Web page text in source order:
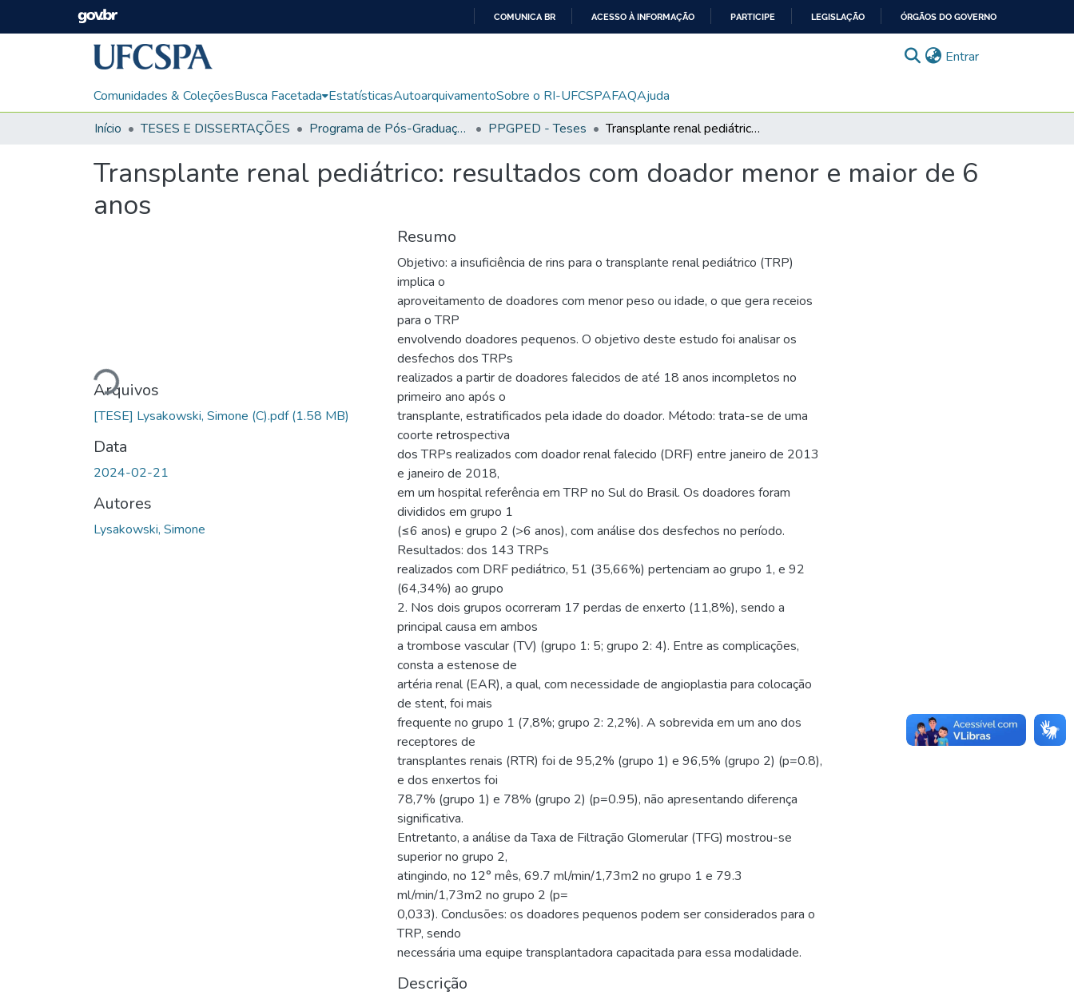
CONTEÚDO
COMUNICA BR ACESSO À INFORMAÇÃO PARTICIPE LEGISLAÇÃO ÓRGÃOS DO GOVERNO
Entrar(current)
Comunidades & ColeçõesBusca Facetada EstatísticasAutoarquivamentoSobre o RI-UFCSPAFAQAjuda
Início
TESES E DISSERTAÇÕES Programa de Pós-Graduação em Pediatria: Atenção à Saúde da Criança e ao Adolescente PPGPED - Teses Transplante renal pediátrico: resultados com doador menor e maior de 6 anos
Transplante renal pediátrico: resultados com doador menor e maior de 6
anos
Carregando...
Arquivos
[TESE] Lysakowski, Simone (C).pdf(1.58 MB)
Data
2024-02-21
Autores
Lysakowski, Simone
Resumo
Objetivo: a insuficiência de rins para o transplante renal pediátrico (TRP)
implica o
aproveitamento de doadores com menor peso ou idade, o que gera receios
para o TRP
envolvendo doadores pequenos. O objetivo deste estudo foi analisar os
desfechos dos TRPs
realizados a partir de doadores falecidos de até 18 anos incompletos no
primeiro ano após o
transplante, estratificados pela idade do doador. Método: trata-se de uma
coorte retrospectiva
dos TRPs realizados com doador renal falecido (DRF) entre janeiro de 2013
e janeiro de 2018,
em um hospital referência em TRP no Sul do Brasil. Os doadores foram
divididos em grupo 1
(≤6 anos) e grupo 2 (>6 anos), com análise dos desfechos no período.
Resultados: dos 143 TRPs
realizados com DRF pediátrico, 51 (35,66%) pertenciam ao grupo 1, e 92
(64,34%) ao grupo
2. Nos dois grupos ocorreram 17 perdas de enxerto (11,8%), sendo a
principal causa em ambos
a trombose vascular (TV) (grupo 1: 5; grupo 2: 4). Entre as complicações,
consta a estenose de
artéria renal (EAR), a qual, com necessidade de angioplastia para colocação
de stent, foi mais
frequente no grupo 1 (7,8%; grupo 2: 2,2%). A sobrevida em um ano dos
receptores de
transplantes renais (RTR) foi de 95,2% (grupo 1) e 96,5% (grupo 2) (p=0.8),
e dos enxertos foi
78,7% (grupo 1) e 78% (grupo 2) (p=0.95), não apresentando diferença
significativa.
Entretanto, a análise da Taxa de Filtração Glomerular (TFG) mostrou-se
superior no grupo 2,
atingindo, no 12° mês, 69.7 ml/min/1,73m2 no grupo 1 e 79.3
ml/min/1,73m2 no grupo 2 (p=
0,033). Conclusões: os doadores pequenos podem ser considerados para o
TRP, sendo
necessária uma equipe transplantadora capacitada para essa modalidade.
Descrição